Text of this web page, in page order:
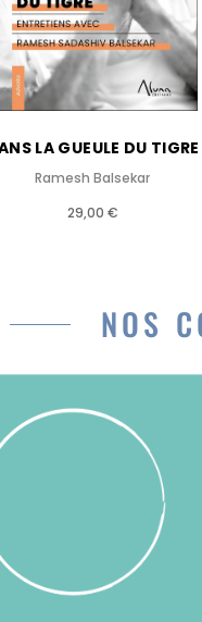
LA GUEULE DU TIGRE
Ramesh Balsekar
29,00 €
NOS